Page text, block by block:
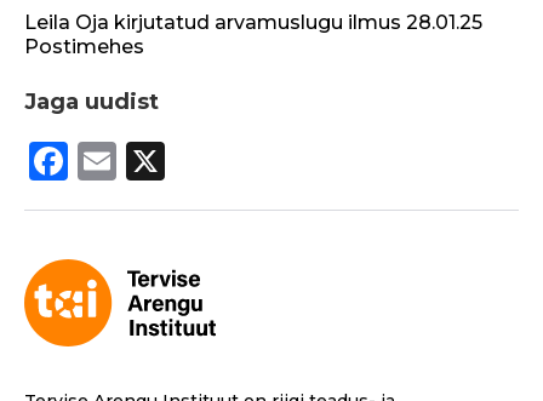
Leila Oja kirjutatud arvamuslugu ilmus 28.01.25
Postimehes
Jaga uudist
F
a
e
b
o
o
E
m